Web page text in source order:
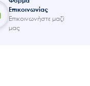
Επικοινωνίας
Επικοινωνήστε μαζί
μας